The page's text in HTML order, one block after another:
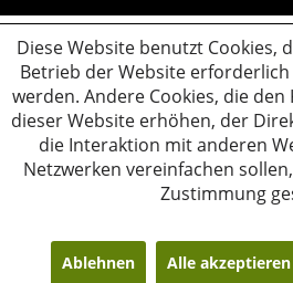
Diese Website benutzt Cookies,
Betrieb der Website
werden. Andere Cookies, die
dieser Website erhöhen, der
die Interaktion mit anderen
Netzwerken vereinfachen
Zustimmung
Ablehnen Alle akzeptieren